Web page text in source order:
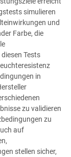
simulieren
und
Farbe, die
Tests
in
zu validieren
zu
auf
stellen sicher,